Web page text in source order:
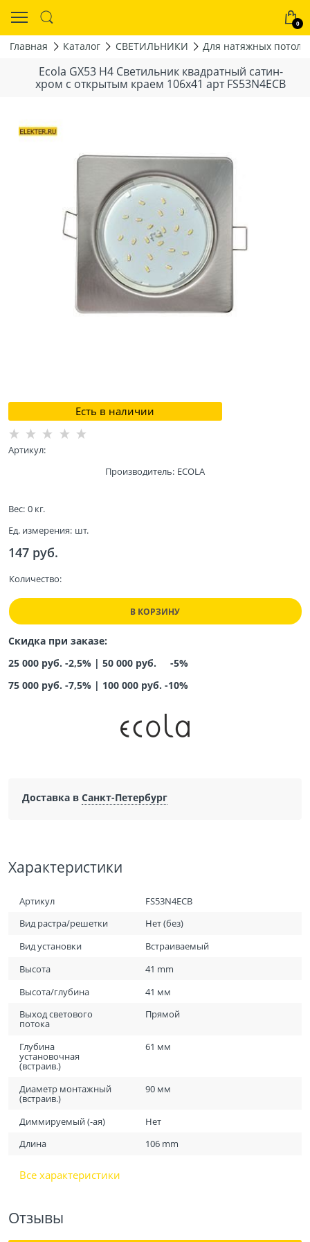
0
Главная Каталог СВЕТИЛЬНИКИ Для натяжных
Ecola GX53 H4 Светильник квадратный сатин-
хром с открытым краем 106x41 арт FS53N4ECB
Есть в наличии
Артикул:
Производитель: ECOLA
Вес: 0 кг.
Ед. измерения: шт.
147 руб.
Количество:
В КОРЗИНУ
Скидка при заказе:
25 000 руб. -2,5% | 50 000 руб. -5%
75 000 руб. -7,5% | 100 000 руб. -10%
Доставка в Санкт-Петербург
Характеристики
Артикул
FS53N4ECB
Вид растра/решетки
Нет (без)
Вид установки
Встраиваемый
Высота
41 mm
Высота/глубина
41 мм
Выход светового
потока
Прямой
Глубина
установочная
(встраив.)
61 мм
Диаметр монтажный
(встраив.)
90 мм
Диммируемый (-ая)
Нет
Длина
106 mm
Все характеристики
Отзывы